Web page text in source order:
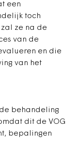
een
toch
ze na de
van de
en die
van het
behandeling
dit de VOG
bepalingen